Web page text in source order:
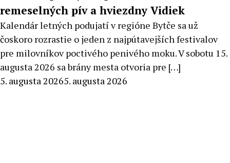
remeselných pív a hviezdny Vidiek
Kalendár letných podujatí v regióne Bytče sa už
čoskoro rozrastie o jeden z najpútavejších festivalov
pre milovníkov poctivého penivého moku. V sobotu 15.
augusta 2026 sa brány mesta otvoria pre […]
By
5. augusta 20265. augusta 2026